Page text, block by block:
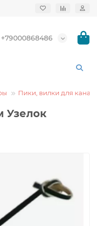
+79000868486
Пики, вилки для
Узелок